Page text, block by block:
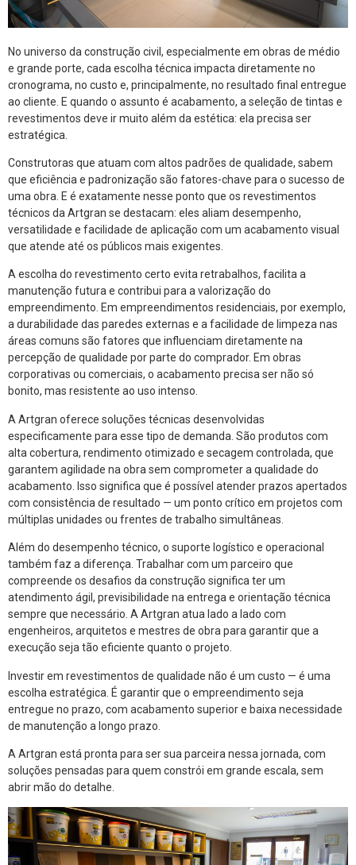
No universo da construção civil, especialmente em obras de médio
e grande porte, cada escolha técnica impacta diretamente no
cronograma, no custo e, principalmente, no resultado final entregue
ao cliente. E quando o assunto é acabamento, a seleção de tintas e
revestimentos deve ir muito além da estética: ela precisa ser
estratégica.
Construtoras que atuam com altos padrões de qualidade, sabem
que eficiência e padronização são fatores-chave para o sucesso de
uma obra. E é exatamente nesse ponto que os revestimentos
técnicos da Artgran se destacam: eles aliam desempenho,
versatilidade e facilidade de aplicação com um acabamento visual
que atende até os públicos mais exigentes.
A escolha do revestimento certo evita retrabalhos, facilita a
manutenção futura e contribui para a valorização do
empreendimento. Em empreendimentos residenciais, por exemplo,
a durabilidade das paredes externas e a facilidade de limpeza nas
áreas comuns são fatores que influenciam diretamente na
percepção de qualidade por parte do comprador. Em obras
corporativas ou comerciais, o acabamento precisa ser não só
bonito, mas resistente ao uso intenso.
A Artgran oferece soluções técnicas desenvolvidas
especificamente para esse tipo de demanda. São produtos com
alta cobertura, rendimento otimizado e secagem controlada, que
garantem agilidade na obra sem comprometer a qualidade do
acabamento. Isso significa que é possível atender prazos apertados
com consistência de resultado — um ponto crítico em projetos com
múltiplas unidades ou frentes de trabalho simultâneas.
Além do desempenho técnico, o suporte logístico e operacional
também faz a diferença. Trabalhar com um parceiro que
compreende os desafios da construção significa ter um
atendimento ágil, previsibilidade na entrega e orientação técnica
sempre que necessário. A Artgran atua lado a lado com
engenheiros, arquitetos e mestres de obra para garantir que a
execução seja tão eficiente quanto o projeto.
Investir em revestimentos de qualidade não é um custo — é uma
escolha estratégica. É garantir que o empreendimento seja
entregue no prazo, com acabamento superior e baixa necessidade
de manutenção a longo prazo.
A Artgran está pronta para ser sua parceira nessa jornada, com
soluções pensadas para quem constrói em grande escala, sem
abrir mão do detalhe.